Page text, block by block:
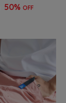
50% OFF